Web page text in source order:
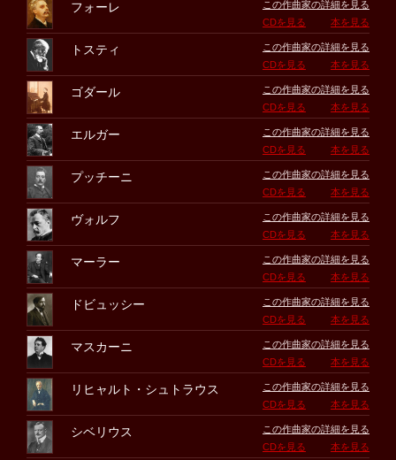
フォーレ
この作曲家の詳細を見る
CDを見る
本を見る
トスティ
この作曲家の詳細を見る
CDを見る
本を見る
ゴダール
この作曲家の詳細を見る
CDを見る
本を見る
エルガー
この作曲家の詳細を見る
CDを見る
本を見る
プッチーニ
この作曲家の詳細を見る
CDを見る
本を見る
ヴォルフ
この作曲家の詳細を見る
CDを見る
本を見る
マーラー
この作曲家の詳細を見る
CDを見る
本を見る
ドビュッシー
この作曲家の詳細を見る
CDを見る
本を見る
マスカーニ
この作曲家の詳細を見る
CDを見る
本を見る
リヒャルト・シュトラウス
この作曲家の詳細を見る
CDを見る
本を見る
シベリウス
この作曲家の詳細を見る
CDを見る
本を見る